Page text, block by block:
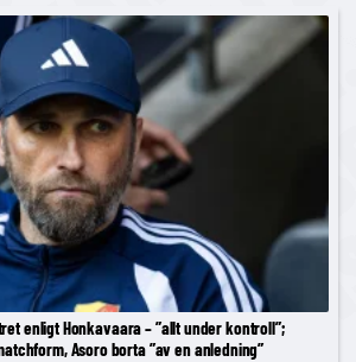
enligt Honkavaara – ”allt under kontroll”;
Asoro borta ”av en anledning”